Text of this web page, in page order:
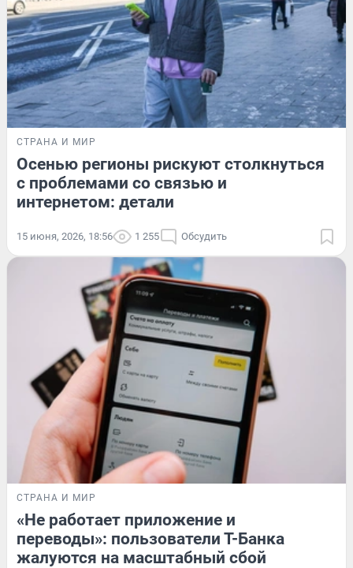
СТРАНА И МИР
Осенью регионы рискуют столкнуться
с проблемами со связью и
интернетом: детали
15 июня, 2026, 18:56 1 255 Обсудить
СТРАНА И МИР
«Не работает приложение и
переводы»: пользователи Т-Банка
жалуются на масштабный сбой